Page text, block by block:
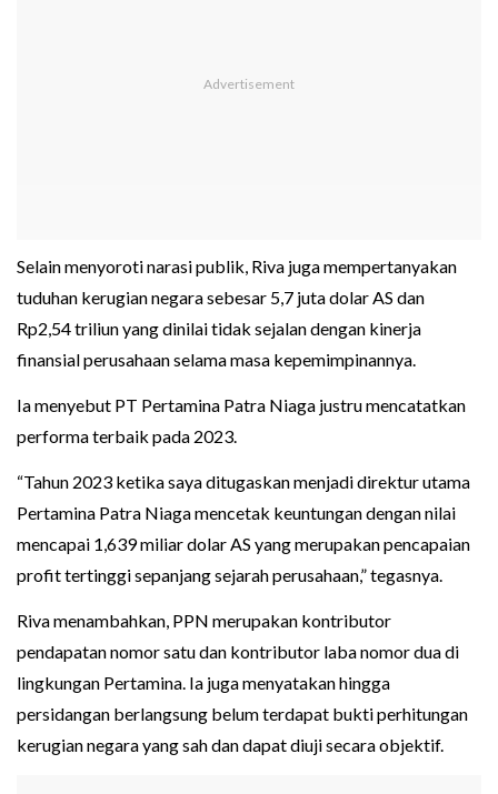
Selain menyoroti narasi publik, Riva juga mempertanyakan
tuduhan kerugian negara sebesar 5,7 juta dolar AS dan
Rp2,54 triliun yang dinilai tidak sejalan dengan kinerja
finansial perusahaan selama masa kepemimpinannya.
Ia menyebut PT Pertamina Patra Niaga justru mencatatkan
performa terbaik pada 2023.
“Tahun 2023 ketika saya ditugaskan menjadi direktur utama
Pertamina Patra Niaga mencetak keuntungan dengan nilai
mencapai 1,639 miliar dolar AS yang merupakan pencapaian
profit tertinggi sepanjang sejarah perusahaan,” tegasnya.
Riva menambahkan, PPN merupakan kontributor
pendapatan nomor satu dan kontributor laba nomor dua di
lingkungan Pertamina. Ia juga menyatakan hingga
persidangan berlangsung belum terdapat bukti perhitungan
kerugian negara yang sah dan dapat diuji secara objektif.